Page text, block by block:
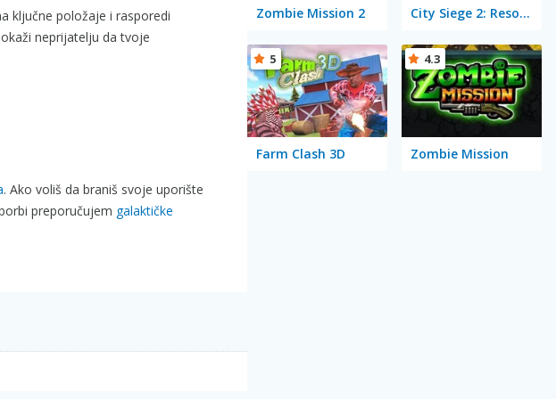
ključne položaje i rasporedi
neprijatelju da tvoje
. Ako voliš da braniš svoje uporište
preporučujem galaktičke
Zombie Mission 2 City Siege 2: Resort Siege
Farm Clash 3D
5
Zombie Mission
4.3